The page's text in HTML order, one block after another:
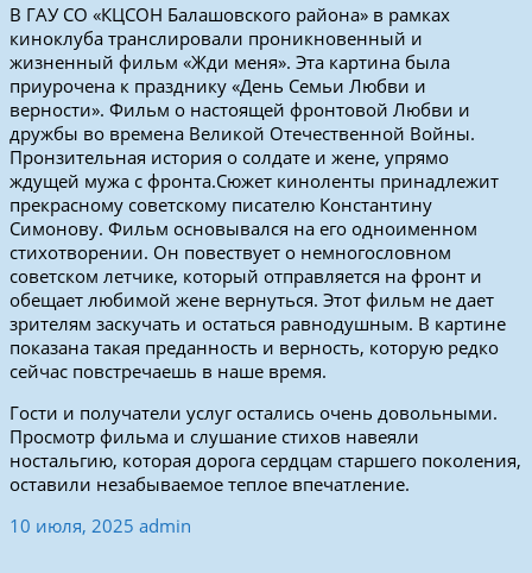
В ГАУ СО «КЦСОН Балашовского района» в рамках
киноклуба транслировали проникновенный и
жизненный фильм «Жди меня». Эта картина была
приурочена к празднику «День Семьи Любви и
верности». Фильм о настоящей фронтовой Любви и
дружбы во времена Великой Отечественной Войны.
Пронзительная история о солдате и жене, упрямо
ждущей мужа с фронта.Сюжет киноленты принадлежит
прекрасному советскому писателю Константину
Симонову. Фильм основывался на его одноименном
стихотворении. Он повествует о немногословном
советском летчике, который отправляется на фронт и
обещает любимой жене вернуться. Этот фильм не дает
зрителям заскучать и остаться равнодушным. В картине
показана такая преданность и верность, которую редко
сейчас повстречаешь в наше время.
Гости и получатели услуг остались очень довольными.
Просмотр фильма и слушание стихов навеяли
ностальгию, которая дорога сердцам старшего поколения,
оставили незабываемое теплое впечатление.
10 июля, 2025 admin